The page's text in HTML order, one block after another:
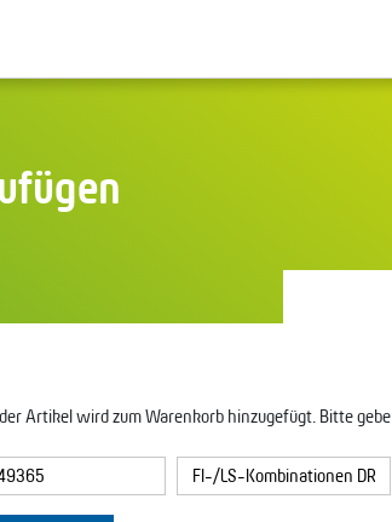
Artikel wird zum Warenkorb hinzugefügt. Bitte